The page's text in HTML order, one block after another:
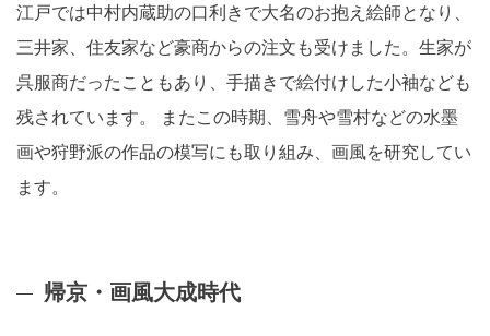
江戸では中村内蔵助の口利きで大名のお抱え絵師となり、
三井家、住友家など豪商からの注文も受けました。生家が
呉服商だったこともあり、手描きで絵付けした小袖なども
残されています。 またこの時期、雪舟や雪村などの水墨
画や狩野派の作品の模写にも取り組み、画風を研究してい
ます。
帰京・画風大成時代